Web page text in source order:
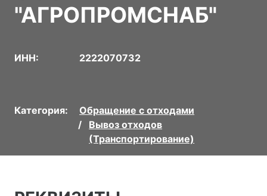
"АГРОПРОМСНАБ"
ИНН: 2222070732
Категория:
Обращение с отходами
Вывоз отходов
(Транспортирование)